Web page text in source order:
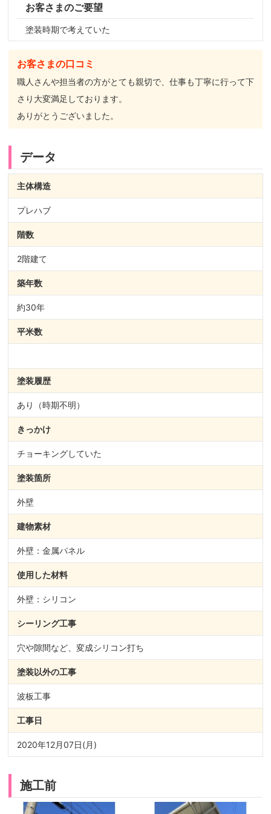
お客さまのご要望
塗装時期で考えていた
お客さまの口コミ
職人さんや担当者の方がとても親切で、仕事も丁寧に行って下
さり大変満足しております。
ありがとうございました。
データ
主体構造
プレハブ
階数
2階建て
築年数
約30年
平米数
塗装履歴
あり（時期不明）
きっかけ
チョーキングしていた
塗装箇所
外壁
建物素材
外壁：金属パネル
使用した材料
外壁：シリコン
シーリング工事
穴や隙間など、変成シリコン打ち
塗装以外の工事
波板工事
工事日
2020年12月07日(月)
施工前